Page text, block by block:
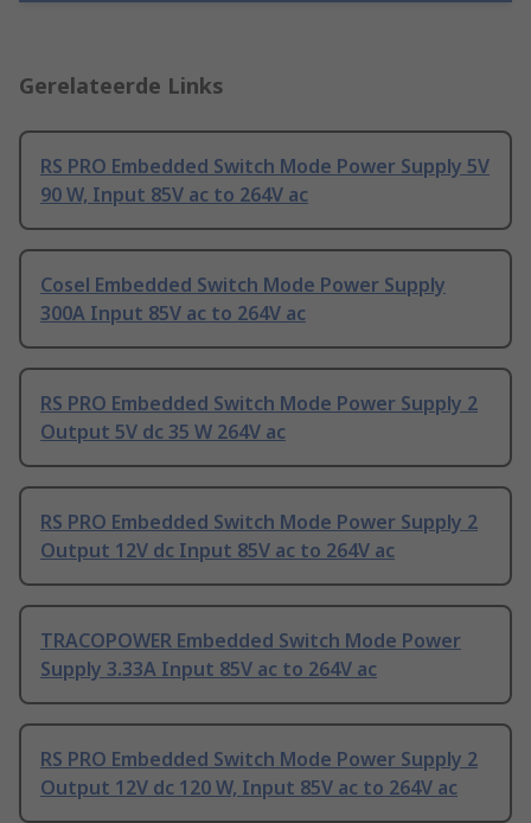
Gerelateerde Links
RS PRO Embedded Switch Mode Power Supply 5V
90 W, Input 85V ac to 264V ac
Cosel Embedded Switch Mode Power Supply
300A Input 85V ac to 264V ac
RS PRO Embedded Switch Mode Power Supply 2
Output 5V dc 35 W 264V ac
RS PRO Embedded Switch Mode Power Supply 2
Output 12V dc Input 85V ac to 264V ac
TRACOPOWER Embedded Switch Mode Power
Supply 3.33A Input 85V ac to 264V ac
RS PRO Embedded Switch Mode Power Supply 2
Output 12V dc 120 W, Input 85V ac to 264V ac